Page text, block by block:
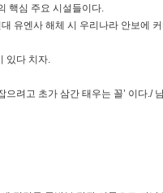
핵심 주요 시설들이다.
유엔사 해체 시 우리나라 안보에
있다 치자.
려고 초가 삼간 태우는 꼴’ 이다./